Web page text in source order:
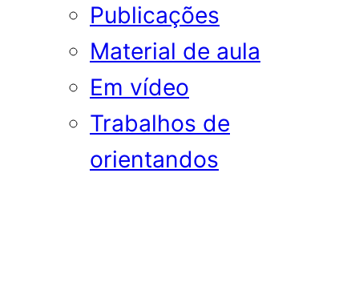
Publicações
Material de aula
Em vídeo
Trabalhos de
orientandos